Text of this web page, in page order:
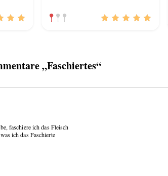
„Faschiertes“
faschiere ich das Fleisch
ich das Faschierte